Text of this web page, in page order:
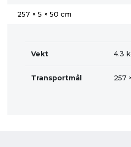
257 × 5 × 50 cm
Vekt 4.3
Transportmål 257